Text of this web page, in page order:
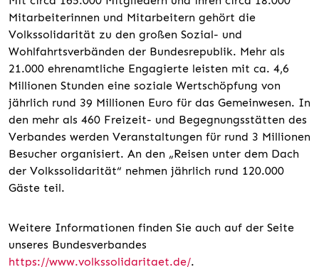
Mitarbeiterinnen und Mitarbeitern gehört die
Volkssolidarität zu den großen Sozial- und
Wohlfahrtsverbänden der Bundesrepublik. Mehr als
21.000 ehrenamtliche Engagierte leisten mit ca. 4,6
Millionen Stunden eine soziale Wertschöpfung von
jährlich rund 39 Millionen Euro für das Gemeinwesen. In
den mehr als 460 Freizeit- und Begegnungsstätten des
Verbandes werden Veranstaltungen für rund 3 Millionen
Besucher organisiert. An den „Reisen unter dem Dach
der Volkssolidarität“ nehmen jährlich rund 120.000
Gäste teil.
Weitere Informationen finden Sie auch auf der Seite
unseres Bundesverbandes
https://www.volkssolidaritaet.de/.